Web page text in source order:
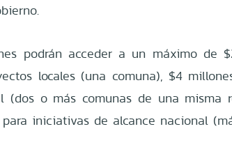
podrán acceder a un máximo de
locales (una comuna), $4
(dos o más comunas de una
iniciativas de alcance nacional